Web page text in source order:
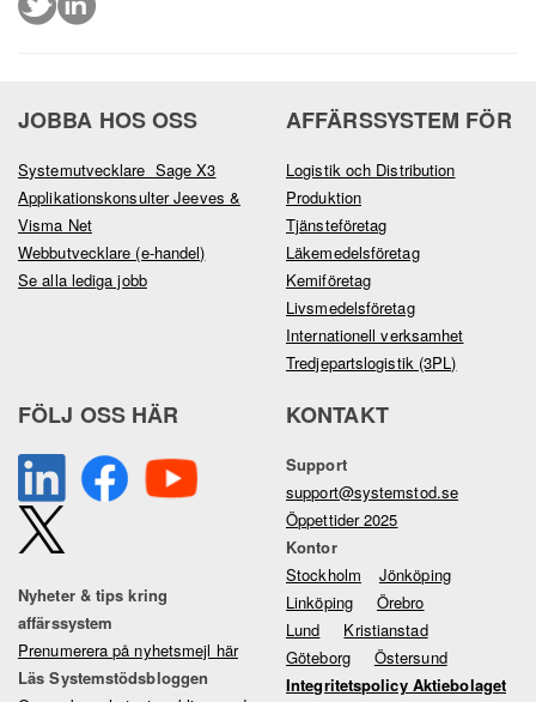
JOBBA HOS OSS
Systemutvecklare Sage X3
Applikationskonsulter Jeeves &
Visma Net
Webbutvecklare (e-handel)
Se alla lediga jobb
AFFÄRSSYSTEM FÖR
Logistik och Distribution
Produktion
Tjänsteföretag
Läkemedelsföretag
Kemiföretag
Livsmedelsföretag
Internationell verksamhet
Tredjepartslogistik (3PL)
FÖLJ OSS HÄR
Nyheter & tips kring
affärssystem
Prenumerera på nyhetsmejl här
Läs Systemstödsbloggen
KONTAKT
Support
support@systemstod.se
Öppettider 2025
Kontor
Stockholm
Jönköping
Linköping
Örebro
Lund
Kristianstad
Göteborg
Östersund
Integritetspolicy Aktiebolaget